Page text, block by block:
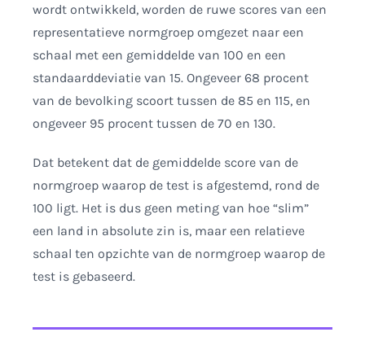
wordt ontwikkeld, worden de ruwe scores van een
representatieve normgroep omgezet naar een
schaal met een gemiddelde van 100 en een
standaarddeviatie van 15. Ongeveer 68 procent
van de bevolking scoort tussen de 85 en 115, en
ongeveer 95 procent tussen de 70 en 130.
Dat betekent dat de gemiddelde score van de
normgroep waarop de test is afgestemd, rond de
100 ligt. Het is dus geen meting van hoe “slim”
een land in absolute zin is, maar een relatieve
schaal ten opzichte van de normgroep waarop de
test is gebaseerd.